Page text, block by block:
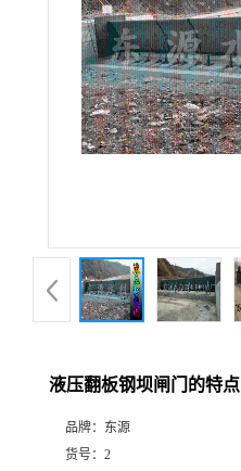
液压翻板钢坝闸门的特点
品牌： 东源
货号： 2